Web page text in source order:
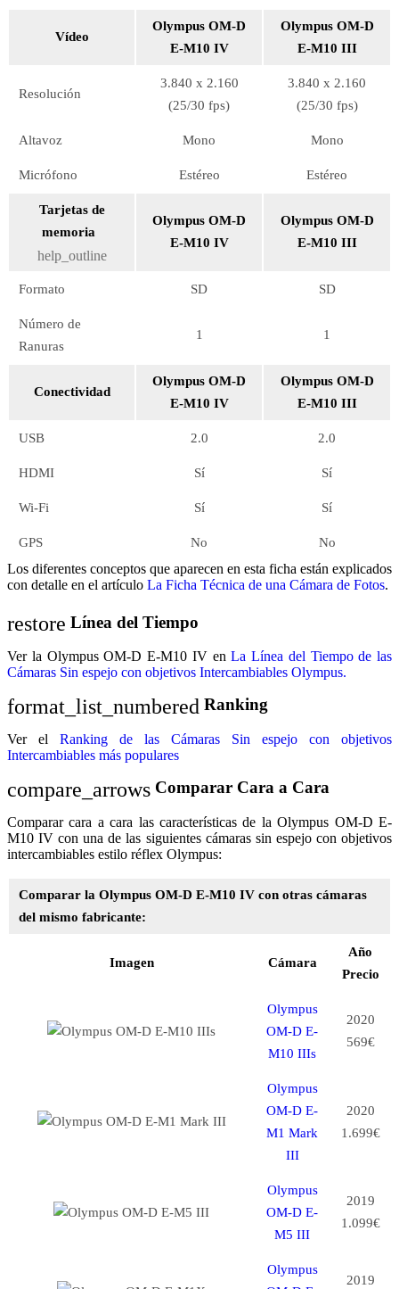
Vídeo
Olympus OM-D
E-M10 IV
Olympus OM-D
E-M10 III
Resolución
3.840 x 2.160
(25/30 fps)
3.840 x 2.160
(25/30 fps)
Altavoz Mono Mono
Micrófono Estéreo Estéreo
Tarjetas de
memoria
help_outline
Olympus OM-D
E-M10 IV
Olympus OM-D
E-M10 III
Formato SD SD
Número de
Ranuras
1 1
Conectividad
Olympus OM-D
E-M10 IV
Olympus OM-D
E-M10 III
USB 2.0 2.0
HDMI Sí Sí
Wi-Fi Sí Sí
GPS No No
Los diferentes conceptos que aparecen en esta ficha están explicados
con detalle en el artículo La Ficha Técnica de una Cámara de Fotos.
restore Línea del Tiempo
Ver la Olympus OM-D E-M10 IV enLa Línea del Tiempo de las
Cámaras Sin espejo con objetivos Intercambiables Olympus.
format_list_numbered Ranking
Ver el Ranking de las Cámaras Sin espejo con objetivos
Intercambiables más populares
compare_arrows Comparar Cara a Cara
Comparar cara a cara las características de la Olympus OM-D E-
M10 IV con una de las siguientes cámaras sin espejo con objetivos
intercambiables estilo réflex Olympus:
Comparar la Olympus OM-D E-M10 IV con otras cámaras
del mismo fabricante:
Imagen Cámara
Año
Precio
Olympus
OM-D E-
M10 IIIs
2020
569€
Olympus
OM-D E-
M1 Mark
III
2020
1.699€
Olympus
OM-D E-
M5 III
2019
1.099€
Olympus
2019